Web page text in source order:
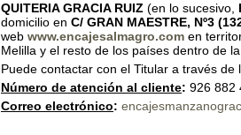
QUITERIA GRACIA RUIZ (en lo sucesivo,
domicilio en C/ GRAN MAESTRE, Nº3
web www.encajesalmagro.com en
Melilla y el resto de los países dentro de
Puede contactar con el Titular a través de
Número de atención al cliente: 926 882
Correo electrónico: